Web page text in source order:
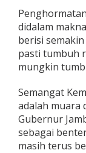
didalam
berisi
pasti tumbuh
mungkin
Semangat
adalah muara
Gubernur
sebagai
masih terus